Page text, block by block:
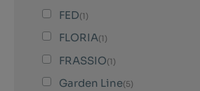
FED(1)
FLORIA(1)
FRASSIO(1)
Garden Line(5)